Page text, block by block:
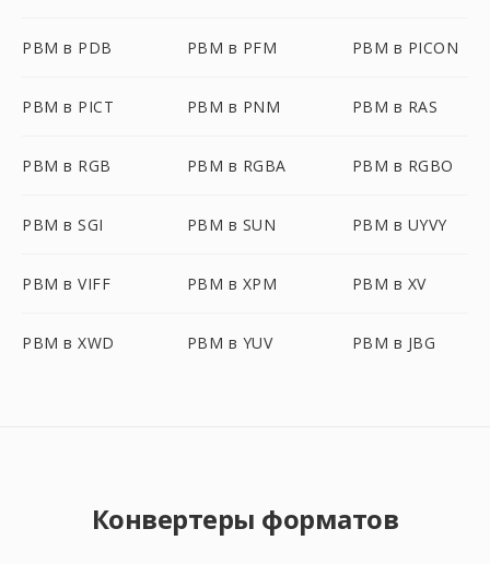
PBM в PDB PBM в PFM PBM в PICON
PBM в PICT PBM в PNM PBM в RAS
PBM в RGB PBM в RGBA PBM в RGBO
PBM в SGI PBM в SUN PBM в UYVY
PBM в VIFF PBM в XPM PBM в XV
PBM в XWD PBM в YUV PBM в JBG
Конвертеры форматов